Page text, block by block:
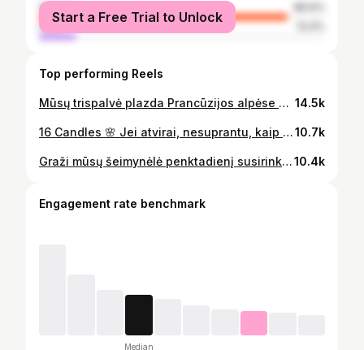
female
male
Start a Free Trial to Unlock
Top performing Reels
Mūsų trispalvė plazda Prancūzijos alpėse 🇱🇹 Branginkime laisvę! Su Vasario 16, draugai❤️ 14.5k
16 Candles 🌸 Jei atvirai, nesuprantu, kaip taip greitai viskas nutiko. Atrodo, dar visai neseniai ėjom į darželį, paskui į mokyklą, o šiandien prieš mane stovi graži, protinga ir savimi pasitikinti mergina.🩷10.7k
Graži mūsų šeimynėlė penktadienį susirinko! @muzikosapdovanojimai 🎼 @vincasalesius ačiū📸10.4k
Engagement rate benchmark
Median